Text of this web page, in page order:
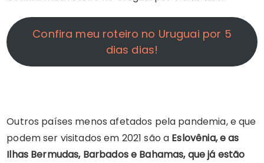
Confira meu roteiro no Uruguai por 5
dias dias!
Outros países menos afetados pela pandemia, e que
podem ser visitados em 2021 são a Eslovênia, e as
Ilhas Bermudas, Barbados e Bahamas, que já estão